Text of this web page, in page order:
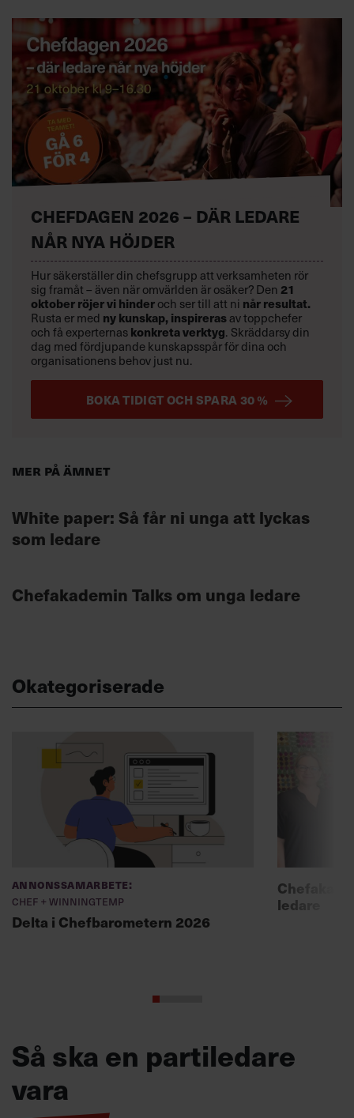
Mer på ämnet
White paper: Så får ni unga att lyckas
som ledare
Chefakademin Talks om unga ledare
CHEFDAGEN 2026 – DÄR LEDARE
NÅR NYA HÖJDER
Hur säkerställer din chefsgrupp att verksamheten rör
sig framåt – även när omvärlden är osäker? Den 21
oktoberröjer vi hinder och ser till att ni når resultat.
Rusta er med ny kunskap, inspirerasav toppchefer
och få experternas konkreta verktyg. Skräddarsy din
dag med fördjupande kunskapsspår för dina och
organisationens behov just nu.
BOKA TIDIGT OCH SPARA 30 %
Okategoriserade
Annonssamarbete:
Chef + Winningtemp
Delta i Chefbarometern 2026
ledare
Så ska en partiledare
vara